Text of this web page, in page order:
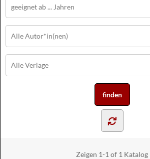
Zeigen 1-1 of 1 Katalog